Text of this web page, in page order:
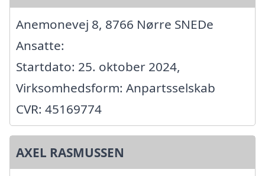
Anemonevej 8, 8766 Nørre SNEDe
Ansatte:
Startdato: 25. oktober 2024,
Virksomhedsform: Anpartsselskab
CVR: 45169774
AXEL RASMUSSEN